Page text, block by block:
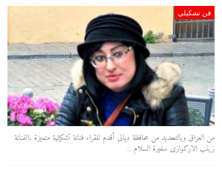
فن تشكيلي
من العراق وبالتحديد من محافظة ديالى أقدم للقراء فنانة تشكيلية متميزة ،الفنانة
زينب الاركوازى سفيرة السلام…